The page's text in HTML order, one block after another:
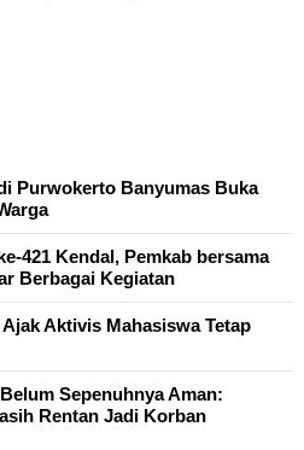
Purwokerto Banyumas Buka
421 Kendal, Pemkab bersama
Berbagai Kegiatan
Aktivis Mahasiswa Tetap
Sepenuhnya Aman:
Rentan Jadi Korban